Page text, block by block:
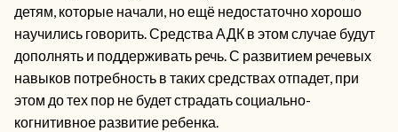
детям, которые начали, но ещё недостаточно хорошо
научились говорить. Средства АДК в этом случае будут
дополнять и поддерживать речь. С развитием речевых
навыков потребность в таких средствах отпадет, при
этом до тех пор не будет страдать социально-
когнитивное развитие ребенка.